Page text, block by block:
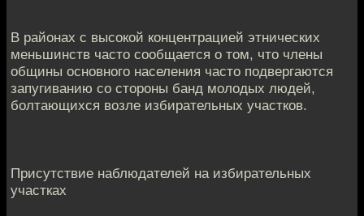
В районах с высокой концентрацией этнических
меньшинств часто сообщается о том, что члены
общины основного населения часто подвергаются
запугиванию со стороны банд молодых людей,
болтающихся возле избирательных участков.
Присутствие наблюдателей на избирательных
участках